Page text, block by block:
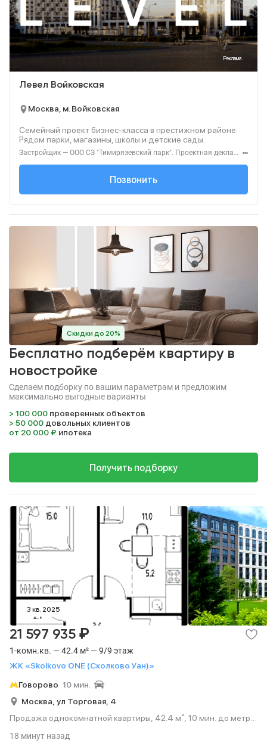
Реклама
Левел Войковская
Москва, м. Войковская
Семейный проект бизнес-класса в престижном районе.
Рядом парки, магазины, школы и детские сады.
Застройщик — ООО СЗ "Тимирязевский парк". Проектная декларация — наш.дом.рф. Акция до 31.08.2026. Не оферта. Подробности — level.ru
+7 (495) 137-47-...
Позвонить
Скидки до 20%
Бесплатно подберём квартиру в
новостройке
Сделаем подборку по вашим параметрам и предложим
максимально выгодные варианты
> 100 000 проверенных объектов
> 50 000 довольных клиентов
от 20 000 ₽ ипотека
Получить подборку
3 кв. 2025
1-комн.кв. — 42.4 м² — 9/9 этаж
ЖК «Skolkovo ONE (Сколково Уан)»
21 597 935 ₽
Говорово 10 мин.
Москва, ул Торговая, 4
Продажа однокомнатной квартиры, 42.4 м², 10 мин. до метро
18 минут назад